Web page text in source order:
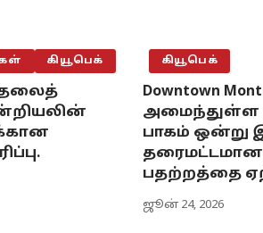
கியூபெக் கியூபெக்
Downtown
அமைந்துள்ள
பாகம் ஒன்று
பதற்றத்தை
ஜூன் 24, 2026